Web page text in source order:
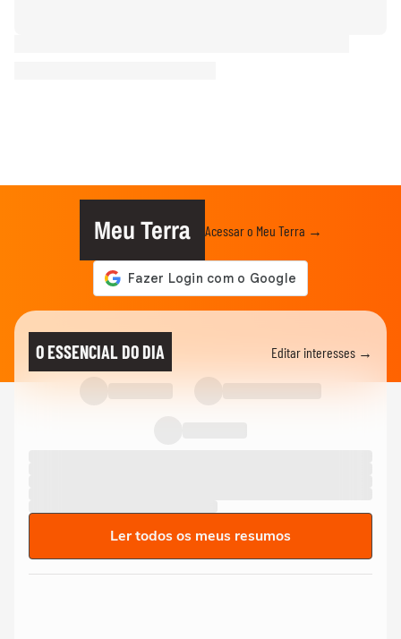
Meu Terra Acessar o Meu Terra →
O ESSENCIAL DO DIA Editar interesses →
Ler todos os meus resumos